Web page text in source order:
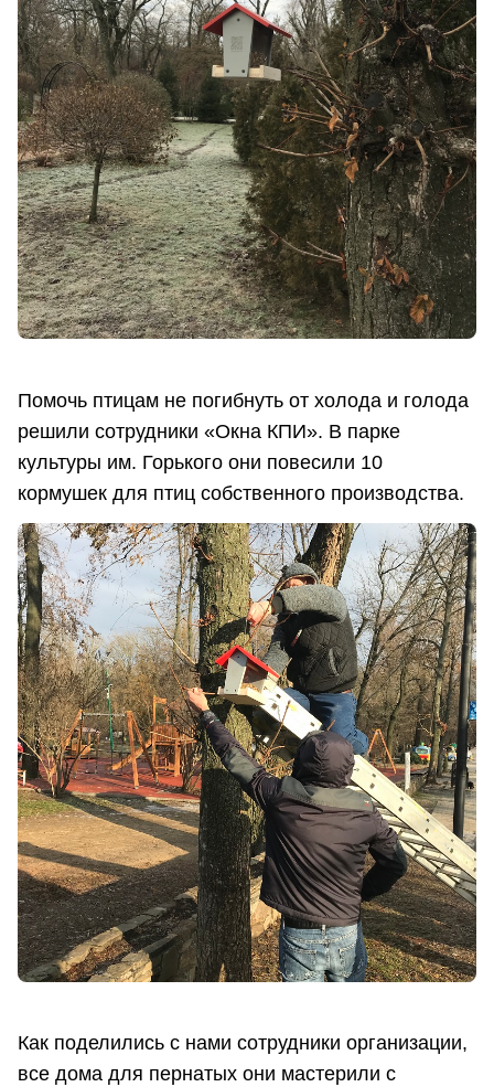
Помочь птицам не погибнуть от холода и голода
решили сотрудники «Окна КПИ». В парке
культуры им. Горького они повесили 10
кормушек для птиц собственного производства.
Как поделились с нами сотрудники организации,
все дома для пернатых они мастерили с